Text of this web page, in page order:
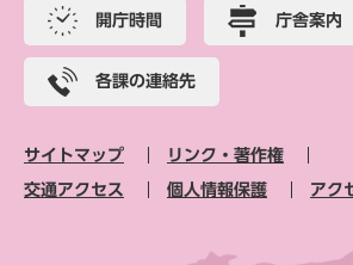
開庁時間 庁舎案内
各課の連絡先
サイトマップ リンク・著作権
交通アクセス 個人情報保護 アク